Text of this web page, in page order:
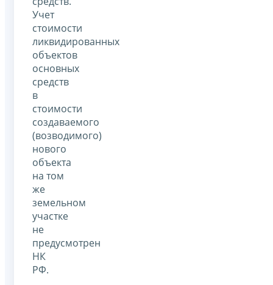
Учет
стоимости
ликвидированных
объектов
основных
средств
в
стоимости
создаваемого
(возводимого)
нового
объекта
на том
же
земельном
участке
не
предусмотрен
НК
РФ.